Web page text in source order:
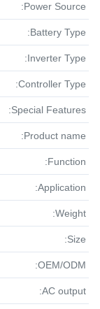
Power Source:
Battery Type:
Inverter Type:
Controller Type:
Special Features:
Product name:
Function:
Application:
Weight:
Size:
OEM/ODM:
AC output: